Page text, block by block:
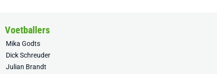
Voetballers
Mika Godts
Dick Schreuder
Julian Brandt